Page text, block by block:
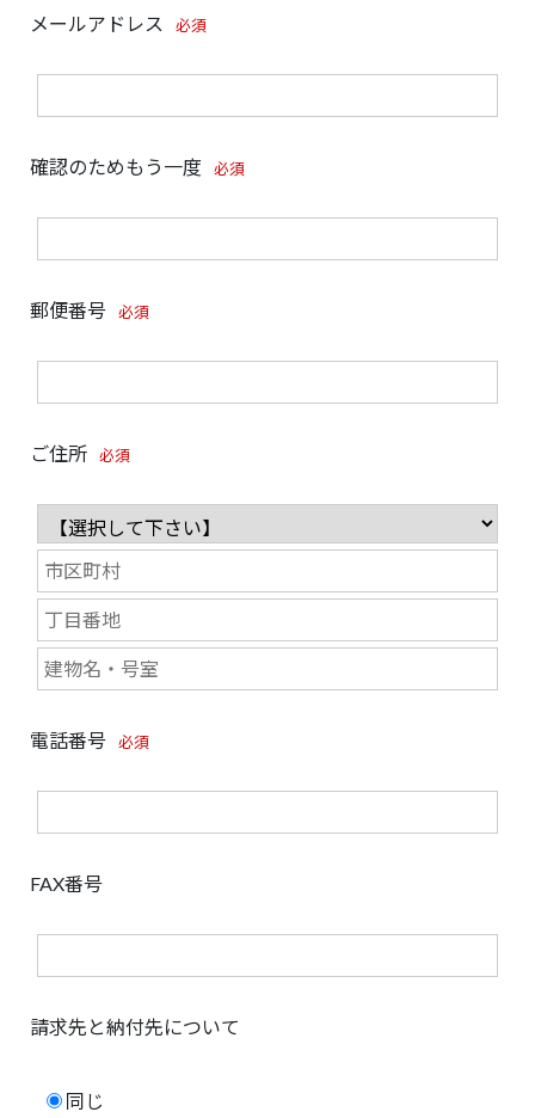
メールアドレス 必須
確認のためもう一度 必須
郵便番号 必須
ご住所 必須
電話番号 必須
FAX番号
請求先と納付先について
同じ